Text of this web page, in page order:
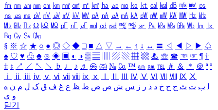
㎙ ㎚ ㎛ ㎜ ㎝ ㎞ ㎟ ㎠ ㎡ ㎢ ㏊ ㎍ ㎎ ㎏ ㏏ ㎈ ㎉ ㏈ ㎧ ㎨ ㎰
㎱ ㎲ ㎳ ㎴ ㎵ ㎶ ㎷ ㎸ ㎹ ㎀ ㎁ ㎂ ㎃ ㎄ ㎺ ㎻ ㎽ ㎾ ㎿ ㎐ ㎑
㎒ ㎓ ㎔ Ω ㏀ ㏁ ㎊ ㎋ ㎌ ㏖ ㏅ ㎭ ㎮ ㎯ ㏛ ㎩ ㎪ ㎫ ㎬ ㏝ ㏐
㏓
㏃ ㏉ ㏜ ㏆
§ ※ ☆ ★ ○ ● ◎ ◇ ◆ □ ■ △ ▽ → ← ↑ ↓ ↔ 〓 ◁ ◀ ▷ ▶ ♤
♠ ♡ ♥ ♧ ♣ ⊙ ◈ ▣ ◐ ◑ ▒ ▤ ▨ ▧ ▦ ▩ ♨ ☏ ☎ ☜ ☞ ¶ †
‡ ↕ ↗ ↙ ↖ ↘ ♭ ♩ ♪ ♬ ㉿ ㈜ № ㏇ ™ ㏂ ㏘ ℡ ＃ ＆ ＊ ＠ ª º
ⅰ
ⅱ ⅲ ⅳ ⅴ ⅵ ⅶ ⅷ ⅸ ⅹ Ⅳ Ⅴ Ⅵ Ⅶ Ⅷ Ⅸ Ⅹ
ب ت ث ج ح خ د ذ ر ز س ش ص ض ط ظ ع غ ف ق ک ل م ن ه
و ی
닫기